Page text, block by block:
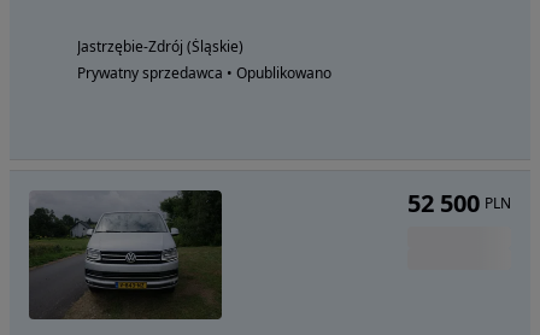
Jastrzębie-Zdrój (Śląskie)
Prywatny sprzedawca • Opublikowano
52 500 PLN